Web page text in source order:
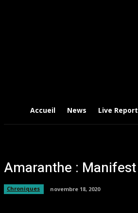
Accueil News Live
Amaranthe : Manifest
Chroniques novembre 18, 2020